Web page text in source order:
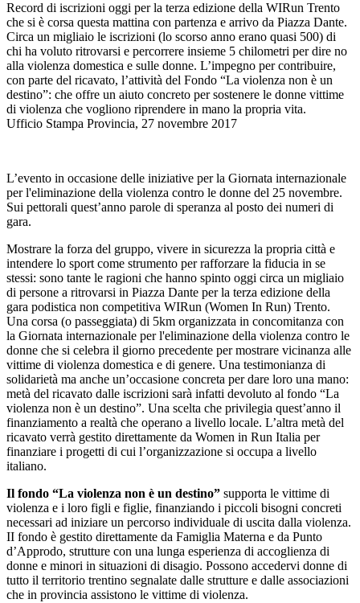
Record di iscrizioni oggi per la terza edizione della WIRun Trento
che si è corsa questa mattina con partenza e arrivo da Piazza Dante.
Circa un migliaio le iscrizioni (lo scorso anno erano quasi 500) di
chi ha voluto ritrovarsi e percorrere insieme 5 chilometri per dire no
alla violenza domestica e sulle donne. L’impegno per contribuire,
con parte del ricavato, l’attività del Fondo “La violenza non è un
destino”: che offre un aiuto concreto per sostenere le donne vittime
di violenza che vogliono riprendere in mano la propria vita.
Ufficio Stampa Provincia, 27 novembre 2017
L’evento in occasione delle iniziative per la Giornata internazionale
per l'eliminazione della violenza contro le donne del 25 novembre.
Sui pettorali quest’anno parole di speranza al posto dei numeri di
gara.
Mostrare la forza del gruppo, vivere in sicurezza la propria città e
intendere lo sport come strumento per rafforzare la fiducia in se
stessi: sono tante le ragioni che hanno spinto oggi circa un migliaio
di persone a ritrovarsi in Piazza Dante per la terza edizione della
gara podistica non competitiva WIRun (Women In Run) Trento.
Una corsa (o passeggiata) di 5km organizzata in concomitanza con
la Giornata internazionale per l'eliminazione della violenza contro le
donne che si celebra il giorno precedente per mostrare vicinanza alle
vittime di violenza domestica e di genere. Una testimonianza di
solidarietà ma anche un’occasione concreta per dare loro una mano:
metà del ricavato dalle iscrizioni sarà infatti devoluto al fondo “La
violenza non è un destino”. Una scelta che privilegia quest’anno il
finanziamento a realtà che operano a livello locale. L’altra metà del
ricavato verrà gestito direttamente da Women in Run Italia per
finanziare i progetti di cui l’organizzazione si occupa a livello
italiano.
Il fondo “La violenza non è un destino” supporta le vittime di
violenza e i loro figli e figlie, finanziando i piccoli bisogni concreti
necessari ad iniziare un percorso individuale di uscita dalla violenza.
II fondo è gestito direttamente da Famiglia Materna e da Punto
d’Approdo, strutture con una lunga esperienza di accoglienza di
donne e minori in situazioni di disagio. Possono accedervi donne di
tutto il territorio trentino segnalate dalle strutture e dalle associazioni
che in provincia assistono le vittime di violenza.